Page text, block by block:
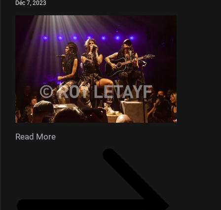
Déc 7, 2023
Read More